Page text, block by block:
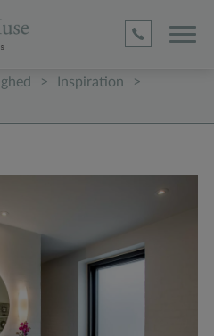
> Inspiration
>